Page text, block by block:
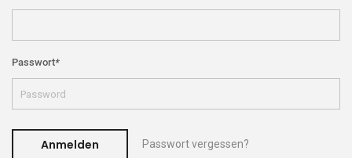
Passwort*
Anmelden Passwort vergessen?